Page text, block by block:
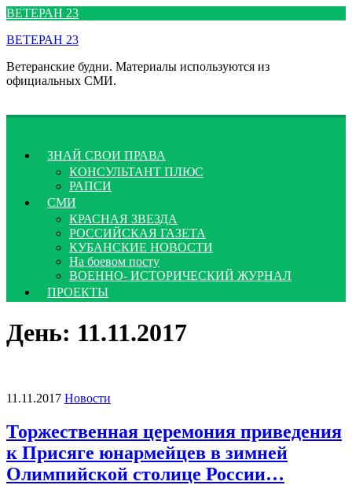
Перейти
содержимому
ВЕТЕРАН 23
ВЕТЕРАН 23
Ветеранские будни. Материалы используются из
официальных СМИ.
ЗНАЙ СВОИ ПРАВА
КОНСУЛЬТАНТ ПЛЮС
РАПСИ
СМИ
КРАСНАЯ ЗВЕЗДА
РОССИЙСКАЯ ГАЗЕТА
КУБАНСКИЕ НОВОСТИ
На боевом посту
ВОЕННО- ИСТОРИЧЕСКИЙ ЖУРНАЛ
ПРОЕКТЫ
День: 11.11.2017
11.11.2017 Новости
Торжественная церемония приведения
к Присяге юнармейцев в зимней
Олимпийской столице России…